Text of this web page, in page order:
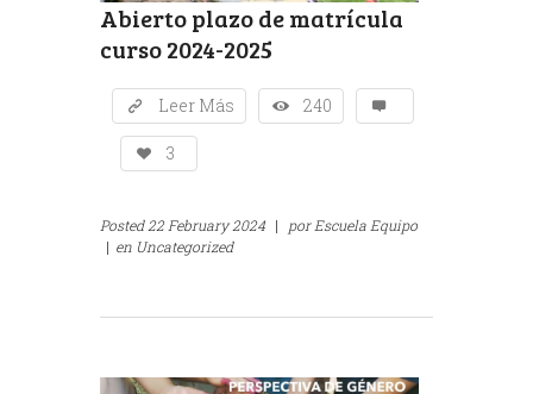
Abierto plazo de matrícula
curso 2024-2025
Leer Más 240
3
Posted22 February 2024 | porEscuela Equipo
| en Uncategorized